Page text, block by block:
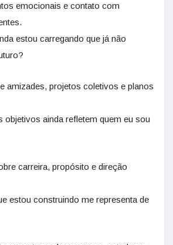
emocionais e contato com
estou carregando que já não
amizades, projetos coletivos e planos
objetivos ainda refletem quem eu sou
carreira, propósito e direção
estou construindo me representa de